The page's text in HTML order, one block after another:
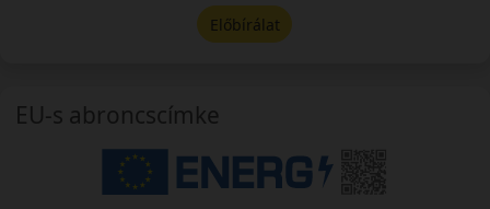
Előbírálat
EU-s abroncscímke